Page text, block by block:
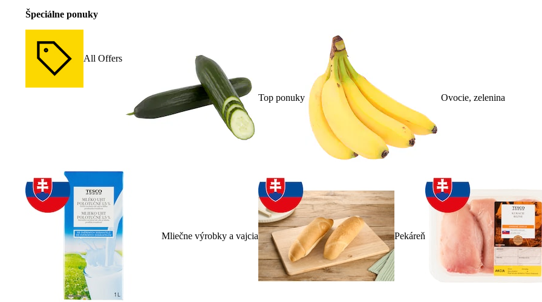
Špeciálne ponuky
All Offers
Top ponuky Ovocie, zelenina
Mliečne výrobky a vajcia Pekáreň